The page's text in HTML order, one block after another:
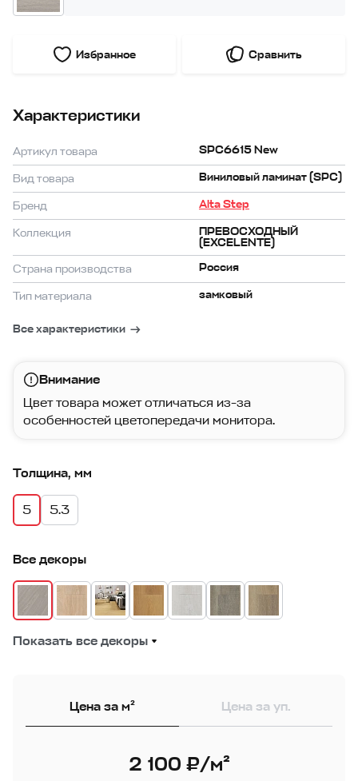
Избранное Сравнить
Характеристики
Артикул товара SPC6615 New
Вид товара Виниловый ламинат (SPC)
Бренд Alta Step
Коллекция
ПРЕВОСХОДНЫЙ
(EXCELENTE)
Страна производства
Россия
Тип материала замковый
Все характеристики
Внимание
Цвет товара может отличаться из-за
особенностей цветопередачи монитора.
Толщина, мм
5 5.3
Все декоры
Показать все декоры
Цена за м² Цена за уп.
2 100 ₽/м²